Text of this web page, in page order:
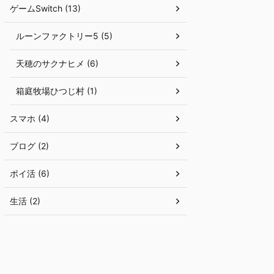
ゲームSwitch (13)
ルーンファクトリー5 (5)
天穂のサクナヒメ (6)
箱庭牧場ひつじ村 (1)
スマホ (4)
ブログ (2)
ポイ活 (6)
生活 (2)